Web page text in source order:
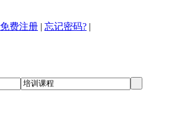
免费注册 | 忘记密码? |